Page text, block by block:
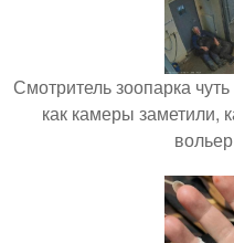
Смотритель зоопарка
как камеры заметили,